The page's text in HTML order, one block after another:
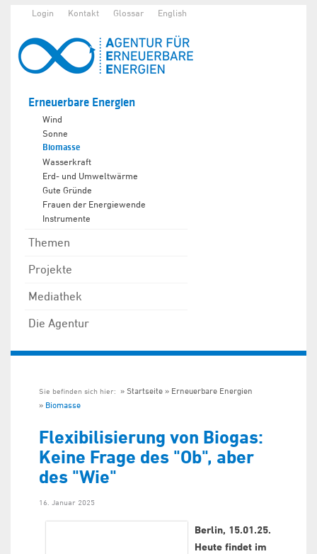
Login Kontakt Glossar English
Erneuerbare Energien
Wind
Sonne
Biomasse
Wasserkraft
Erd- und Umweltwärme
Gute Gründe
Frauen der Energiewende
Instrumente
Themen
Projekte
Mediathek
Die Agentur
Sie befinden sich hier: Startseite
Erneuerbare Energien
Biomasse
Flexibilisierung von Biogas:
Keine Frage des "Ob", aber
des "Wie"
16. Januar 2025
Berlin, 15.01.25.
Heute findet im